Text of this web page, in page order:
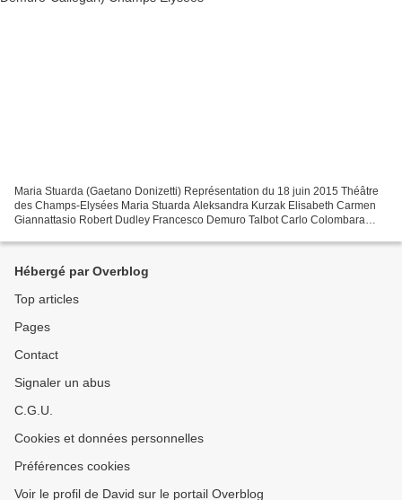
Maria Stuarda (Gaetano Donizetti) Représentation du 18 juin 2015 Théâtre
des Champs-Elysées Maria Stuarda Aleksandra Kurzak Elisabeth Carmen
Giannattasio Robert Dudley Francesco Demuro Talbot Carlo Colombara
Hébergé par Overblog
Top articles
Pages
Contact
Signaler un abus
C.G.U.
Cookies et données personnelles
Préférences cookies
Voir le profil de David sur le portail Overblog